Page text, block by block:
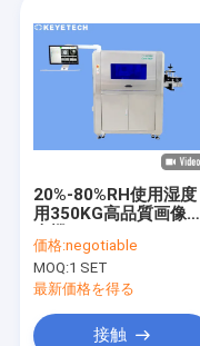
プロダクト
私達について
工場旅行
ニュース
引用を要求しなさい
20%-80%RH使用湿度
用350KG高品質画像検
価格:negotiable
MOQ:1 SET
最新価格を得る
接触